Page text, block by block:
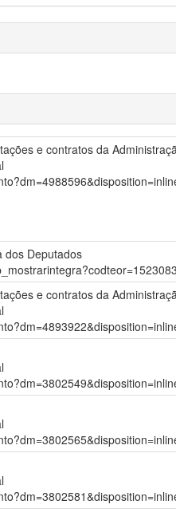
e contratos da
dos Deputados
e contratos da